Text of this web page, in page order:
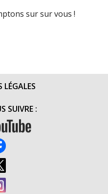
sur sur vous !
SUIVRE :